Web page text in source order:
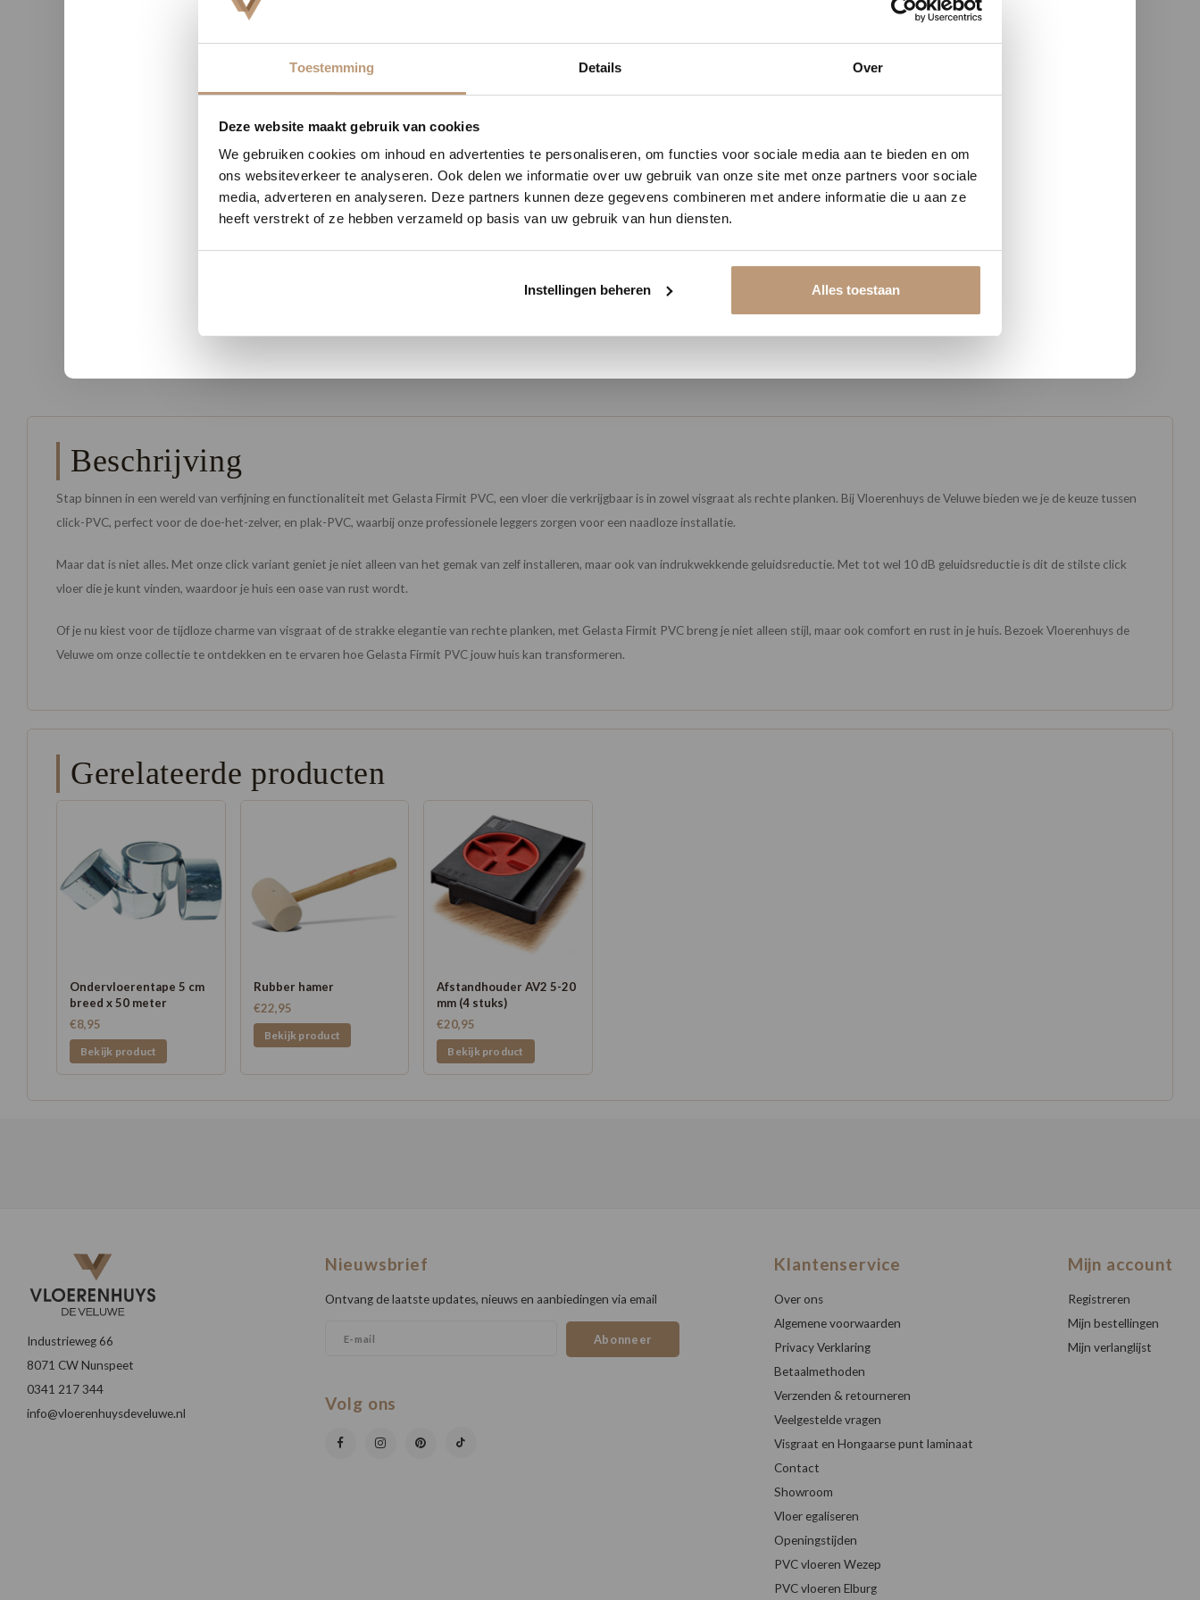
15
Nu tijdelijk 10% korting op jouw vloer
Vraag snel een offerte aan en bespaar direct.
Bekijk plak PVC vloeren
Toestemming Details Over
Deze website maakt gebruik van cookies
We gebruiken cookies om inhoud en advertenties te personaliseren, om functies voor sociale media aan te bieden en om
ons websiteverkeer te analyseren. Ook delen we informatie over uw gebruik van onze site met onze partners voor sociale
media, adverteren en analyseren. Deze partners kunnen deze gegevens combineren met andere informatie die u aan ze
heeft verstrekt of ze hebben verzameld op basis van uw gebruik van hun diensten.
Instellingen beheren Alles toestaan
Ervaringen van onze klanten
Sophie uit Arnhem -
★★★★★
Snelle levering, mooie vloer en goed
Jan uit Utrecht -
★★★★★
Vloer perfect gelegd, en de service
Bekijk alle reviews op Google →
Beschrijving
Stap binnen in een wereld van verfijning en functionaliteit met Gelasta Firmit PVC, een vloer die verkrijgbaar is in zowel visgraat als rechte planken. Bij Vloerenhuys de Veluwe bieden we je de keuze tussen
click-PVC, perfect voor de doe-het-zelver, en plak-PVC, waarbij onze professionele leggers zorgen voor een naadloze installatie.
Maar dat is niet alles. Met onze click variant geniet je niet alleen van het gemak van zelf installeren, maar ook van indrukwekkende geluidsreductie. Met tot wel 10 dB geluidsreductie is dit de stilste click
vloer die je kunt vinden, waardoor je huis een oase van rust wordt.
Of je nu kiest voor de tijdloze charme van visgraat of de strakke elegantie van rechte planken, met Gelasta Firmit PVC breng je niet alleen stijl, maar ook comfort en rust in je huis. Bezoek Vloerenhuys de
Veluwe om onze collectie te ontdekken en te ervaren hoe Gelasta Firmit PVC jouw huis kan transformeren.
Gerelateerde producten
Ondervloerentape 5 cm
breed x 50 meter
€8,95
Bekijk product
Rubber hamer
€22,95
Bekijk product
Afstandhouder AV2 5-20
mm (4 stuks)
€20,95
Bekijk product
Industrieweg 66
8071 CW Nunspeet
0341 217 344
info@vloerenhuysdeveluwe.nl
Nieuwsbrief
Ontvang de laatste updates, nieuws en aanbiedingen via email
Abonneer
Volg ons
Klantenservice
Over ons
Algemene voorwaarden
Privacy Verklaring
Betaalmethoden
Verzenden & retourneren
Veelgestelde vragen
Visgraat en Hongaarse punt laminaat
Contact
Showroom
Vloer egaliseren
Openingstijden
PVC vloeren Wezep
PVC vloeren Elburg
Mijn account
Registreren
Mijn bestellingen
Mijn verlanglijst